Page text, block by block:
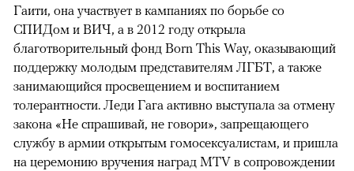
Гаити, она участвует в кампаниях по борьбе со
СПИДом и ВИЧ, а в 2012 году открыла
благотворительный фонд Born This Way, оказывающий
поддержку молодым представителям ЛГБТ, а также
занимающийся просвещением и воспитанием
толерантности. Леди Гага активно выступала за отмену
закона «Не спрашивай, не говори», запрещающего
службу в армии открытым гомосексуалистам, и пришла
на церемонию вручения наград MTV в сопровождении